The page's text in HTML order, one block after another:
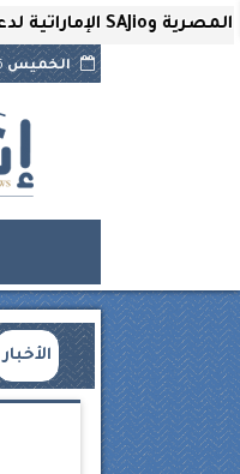
الخميس6 أغسطس 2026
الأخبار